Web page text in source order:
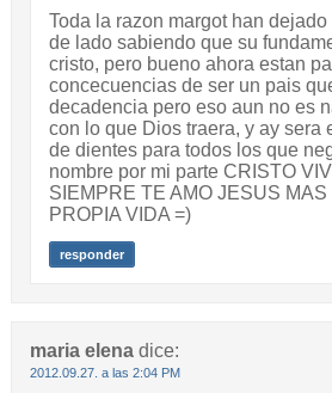
Toda la razon margot han
de lado sabiendo que su
cristo, pero bueno ahora estan
concecuencias de ser un pais
decadencia pero eso aun no es
con lo que Dios traera, y ay sera
de dientes para todos los que
nombre por mi parte CRISTO
SIEMPRE TE AMO JESUS MAS
PROPIA VIDA =)
responder
maria elena dice:
2012.09.27. a las 2:04 PM